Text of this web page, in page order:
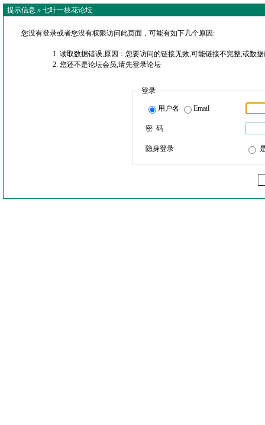
提示信息 » 七叶一枝花论坛
您没有登录或者您没有权限访问此页面，可能有如下几个原因:
读取数据错误,原因：您要访问的链接无效,可能链接不完整,或数
您还不是论坛会员,请先登录论坛
登录
用户名 Email
密 码
隐身登录